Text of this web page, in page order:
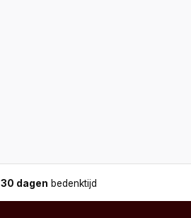
30 dagen bedenktijd